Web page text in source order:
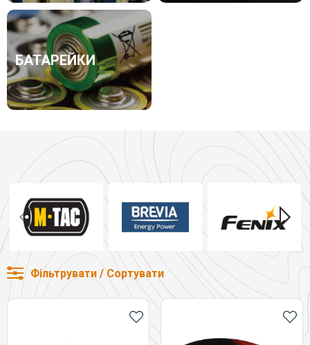
БАТАРЕЙКИ
Фільтрувати / Сортувати